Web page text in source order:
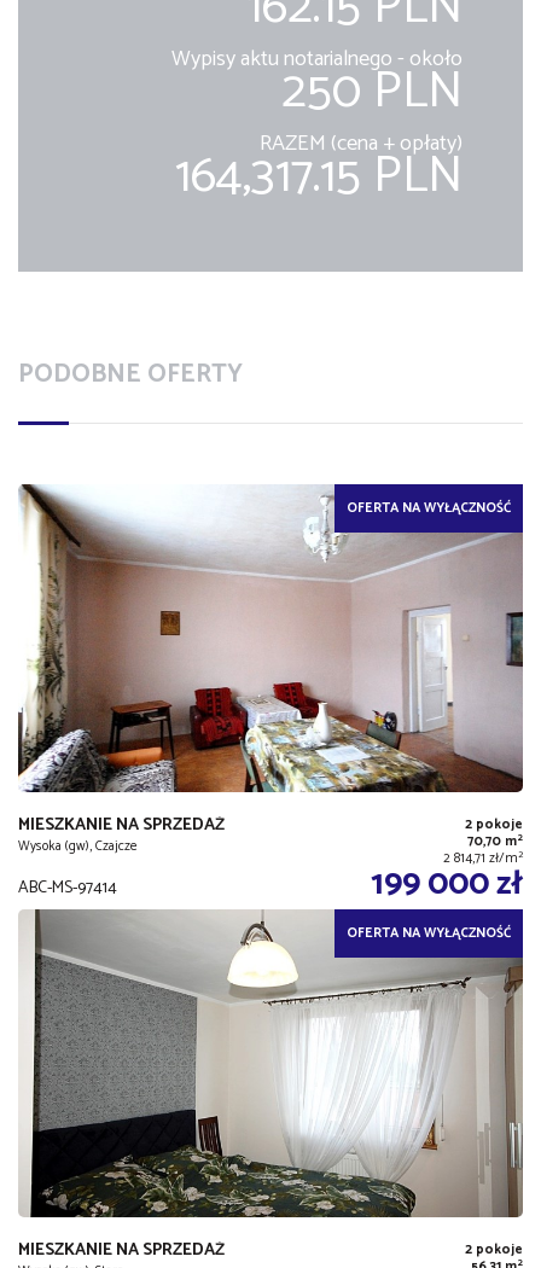
Wypisy aktu notarialnego - około
250 PLN
RAZEM (cena + opłaty)
164,317.15 PLN
PODOBNE OFERTY
OFERTA NA WYŁĄCZNOŚĆ
MIESZKANIE NA SPRZEDAŻ
Wysoka (gw), Czajcze
2 pokoje
70,70 m2
2 814,71 zł/m2
ABC-MS-97414 199 000 zł
OFERTA NA WYŁĄCZNOŚĆ
MIESZKANIE NA SPRZEDAŻ 2 pokoje
2